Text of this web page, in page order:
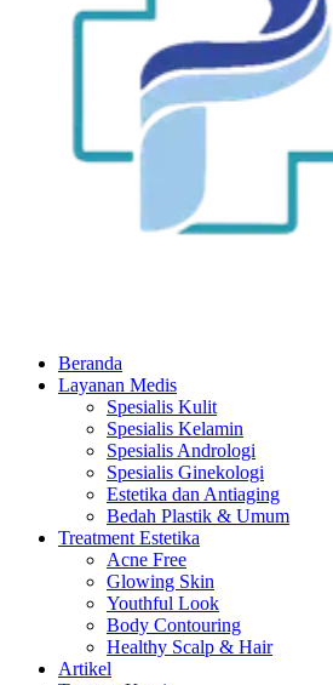
Beranda
Layanan Medis
Spesialis Kulit
Spesialis Kelamin
Spesialis Andrologi
Spesialis Ginekologi
Estetika dan Antiaging
Bedah Plastik & Umum
Treatment Estetika
Acne Free
Glowing Skin
Youthful Look
Body Contouring
Healthy Scalp & Hair
Artikel